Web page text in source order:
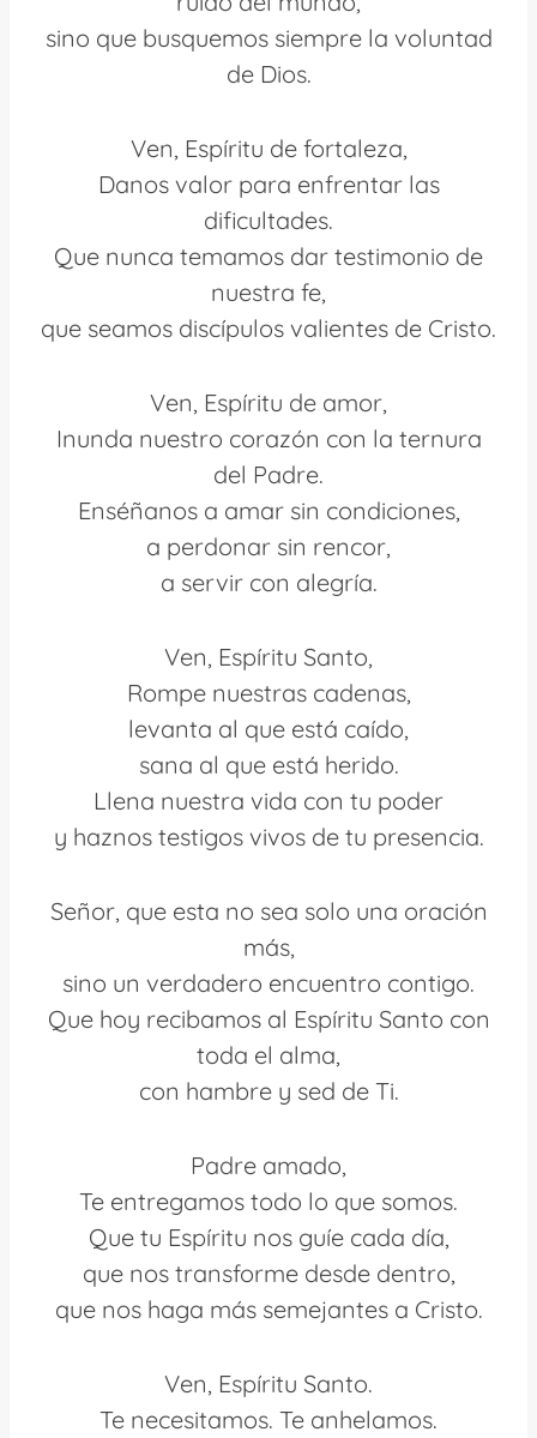
sino que busquemos siempre la voluntad
de Dios.
Ven, Espíritu de fortaleza,
Danos valor para enfrentar las
dificultades.
Que nunca temamos dar testimonio de
nuestra fe,
que seamos discípulos valientes de Cristo.
Ven, Espíritu de amor,
Inunda nuestro corazón con la ternura
del Padre.
Enséñanos a amar sin condiciones,
a perdonar sin rencor,
a servir con alegría.
Ven, Espíritu Santo,
Rompe nuestras cadenas,
levanta al que está caído,
sana al que está herido.
Llena nuestra vida con tu poder
y haznos testigos vivos de tu presencia.
Señor, que esta no sea solo una oración
más,
sino un verdadero encuentro contigo.
Que hoy recibamos al Espíritu Santo con
toda el alma,
con hambre y sed de Ti.
Padre amado,
Te entregamos todo lo que somos.
Que tu Espíritu nos guíe cada día,
que nos transforme desde dentro,
que nos haga más semejantes a Cristo.
Ven, Espíritu Santo.
Te necesitamos. Te anhelamos.